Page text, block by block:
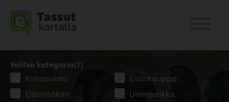
Valitse kategoria(t)
Koirapuisto
Eläinkauppa
Eläinlääkäri
Uimapaikka